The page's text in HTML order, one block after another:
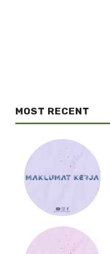
MOST RECENT